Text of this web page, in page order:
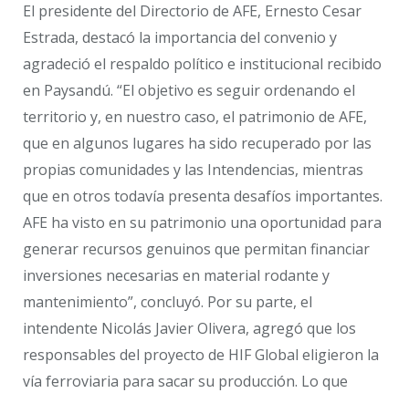
El presidente del Directorio de AFE, Ernesto Cesar
Estrada, destacó la importancia del convenio y
agradeció el respaldo político e institucional recibido
en Paysandú. “El objetivo es seguir ordenando el
territorio y, en nuestro caso, el patrimonio de AFE,
que en algunos lugares ha sido recuperado por las
propias comunidades y las Intendencias, mientras
que en otros todavía presenta desafíos importantes.
AFE ha visto en su patrimonio una oportunidad para
generar recursos genuinos que permitan financiar
inversiones necesarias en material rodante y
mantenimiento”, concluyó. Por su parte, el
intendente Nicolás Javier Olivera, agregó que los
responsables del proyecto de HIF Global eligieron la
vía ferroviaria para sacar su producción. Lo que